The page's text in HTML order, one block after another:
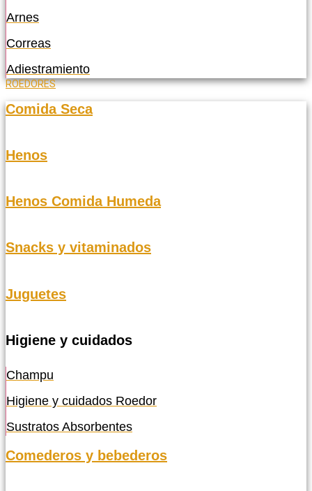
Arnes
Correas
Adiestramiento
ROEDORES
Comida Seca
Henos
Henos Comida Humeda
Snacks y vitaminados
Juguetes
Higiene y cuidados
Champu
Higiene y cuidados Roedor
Sustratos Absorbentes
Comederos y bebederos